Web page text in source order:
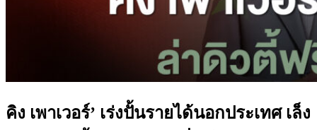
คิง เพาเวอร์’ เร่งปั้นรายได้นอกประเทศ เล็ง